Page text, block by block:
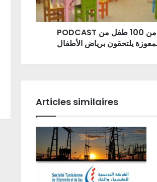
PODCAST نابل: أكثر من 100 طفل من
يلتحقون برياض الأطفال
Articles similaires